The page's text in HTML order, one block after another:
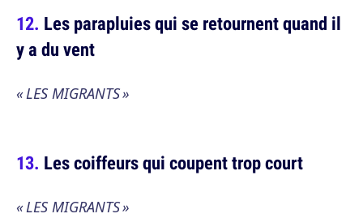
Les parapluies qui se retournent quand il
y a du vent
« LES MIGRANTS »
Les coiffeurs qui coupent trop court
« LES MIGRANTS »